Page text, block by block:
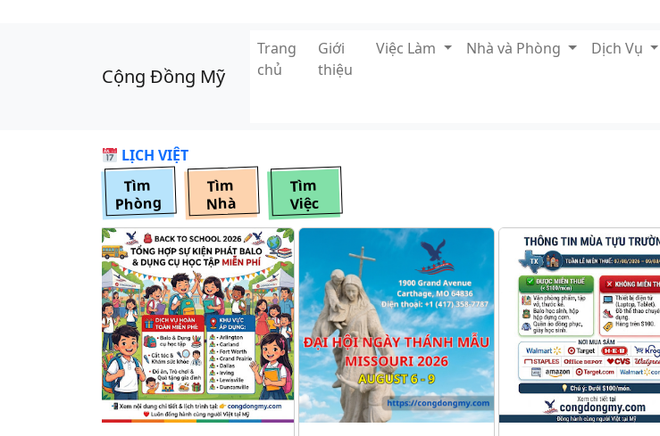
Cộng Đồng Mỹ
Trang
chủ
Giới
thiệu
Việc Làm Nhà và Phòng Dịch Vụ
LỊCH VIỆT
Tìm
Phòng
Tìm
Nhà
Tìm
Việc